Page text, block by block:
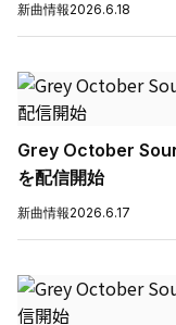
新曲情報2026.6.18
Grey October
を配信開始
新曲情報2026.6.17